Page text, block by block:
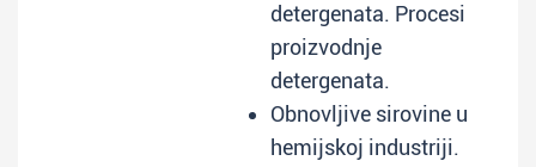
detergenata. Procesi
proizvodnje
detergenata.
Obnovljive sirovine u
hemijskoj industriji.